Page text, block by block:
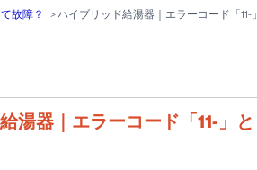
故障？ >ハイブリッド給湯器｜エラーコード「11-
湯器｜エラーコード「11-」